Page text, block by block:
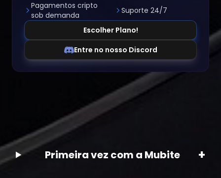
Primeira vez com a Mubite +
Pagamentos cripto
sob demanda
Suporte 24/7
Escolher Plano!
Entre no nosso Discord